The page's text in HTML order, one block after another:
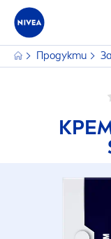
Продукти